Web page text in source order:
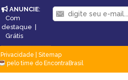
ANUNCIE:
Com
destaque |
Grátis
Privacidade
Sitemap
pelo time do EncontraBrasil